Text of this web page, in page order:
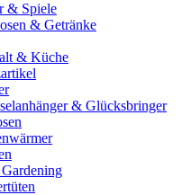
& Spiele
& Getränke
& Küche
& Glücksbringer